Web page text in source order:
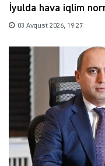
İyulda hava iqlim
03 Avqust 2026, 19:27